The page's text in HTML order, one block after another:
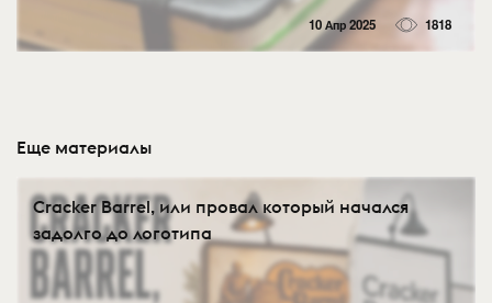
10 Апр 2025 1818
Еще материалы
Cracker Barrel, или провал который начался
задолго до логотипа